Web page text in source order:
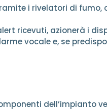
i rivelatori di fumo,
ricevuti, azionerà i
vocale e, se
dell’impianto